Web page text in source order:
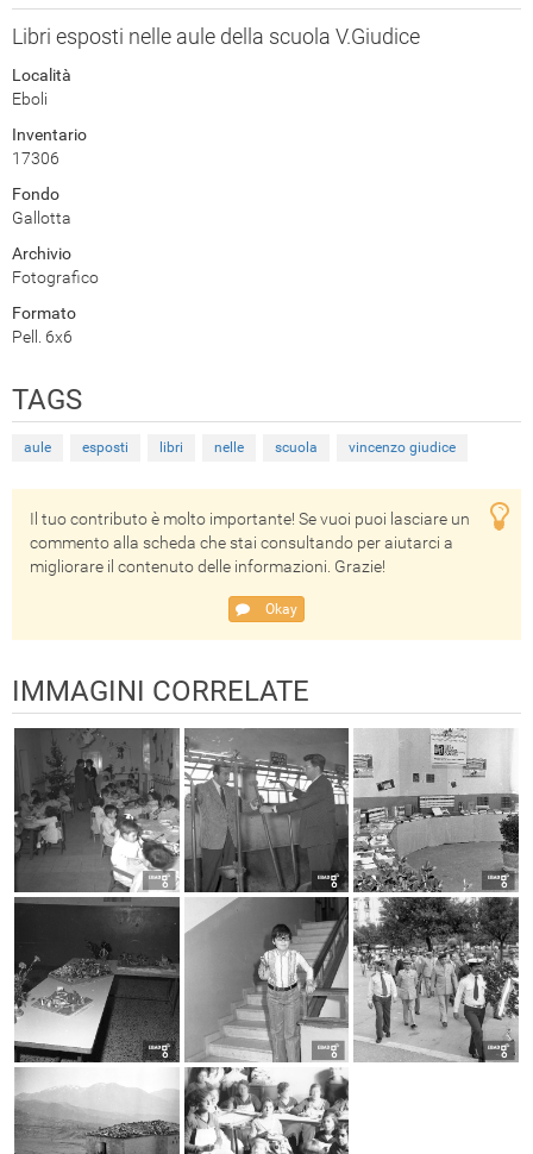
Libri esposti nelle aule della scuola V.Giudice
Località
Eboli
Inventario
17306
Fondo
Gallotta
Archivio
Fotografico
Formato
Pell. 6x6
TAGS
aule esposti libri nelle scuola vincenzo giudice
Il tuo contributo è molto importante! Se vuoi puoi lasciare un
commento alla scheda che stai consultando per aiutarci a
migliorare il contenuto delle informazioni. Grazie!
Okay
IMMAGINI CORRELATE